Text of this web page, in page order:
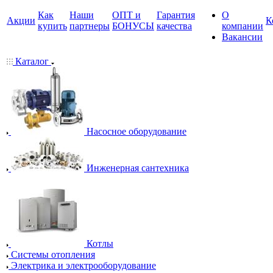
Акции
Как
купить
Наши
партнеры
ОПТ и
БОНУСЫ
Гарантия
качества
О
компании
Вакансии
Каталог
Насосное оборудование
Инженерная сантехника
Котлы
Системы отопления
Электрика и электрооборудование